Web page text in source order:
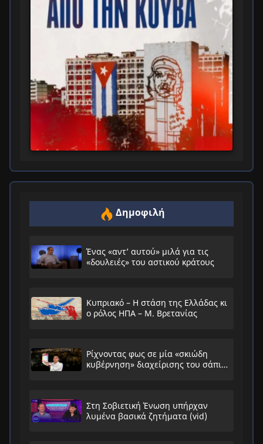
Δημοφιλή
Ένας «αντ’ αυτού» μιλά για τις
«δουλειές» του αστικού κράτους
Κυπριακό – Η στάση της Ελλάδας κι
ο ρόλος ΗΠΑ – Μ. Βρετανίας
Ρίχνοντας φως σε μία «σκιώδη
κυβέρνηση» διαχείρισης του σάπιου
Στη Σοβιετική Ένωση υπήρχαν
λυμένα βασικά ζητήματα (vid)